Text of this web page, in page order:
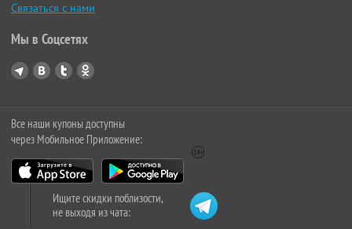
Связаться с нами
Мы в Соцсетях
Все наши купоны доступны
через Мобильное Приложение:
Ищите скидки поблизости,
не выходя из чата: